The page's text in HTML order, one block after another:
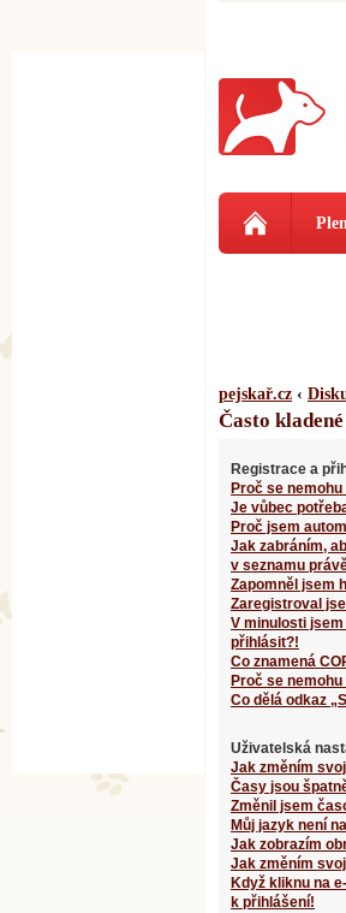
pejskař.cz ‹
Často
Registrace a
Proč se
Je vůbec
Proč jsem
Jak zabráním,
v seznamu
Zapomněl jsem
Zaregistroval
V minulosti
přihlásit?!
Co znamená
Proč se
Co dělá odkaz
Uživatelská
Jak změním
Časy jsou
Změnil jsem
Můj jazyk není
Jak zobrazím
Jak změním
Když kliknu na
k přihlášení!